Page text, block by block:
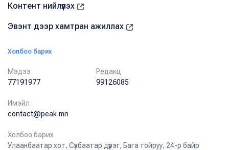
Контент нийлүүлэх
Эвэнт дээр хамтран ажиллах
Холбоо барих
Мэдээ
77191977
Редакц
99126085
Имэйл
contact@peak.mn
Холбоо барих
Улаанбаатар хот, Сүхбаатар дүүрэг, Бага тойруу, 24-р байр